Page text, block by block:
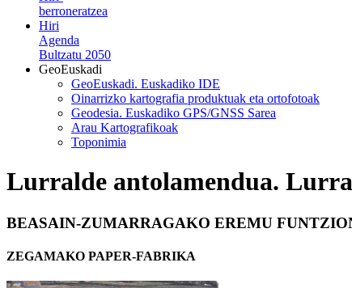
berroneratzea
Hiri
Agenda
Bultzatu 2050
GeoEuskadi
GeoEuskadi. Euskadiko IDE
Oinarrizko kartografia produktuak eta ortofotoak
Geodesia. Euskadiko GPS/GNSS Sarea
Arau Kartografikoak
Toponimia
Lurralde antolamendua.
BEASAIN-ZUMARRAGAKO EREMU
ZEGAMAKO PAPER-FABRIKA